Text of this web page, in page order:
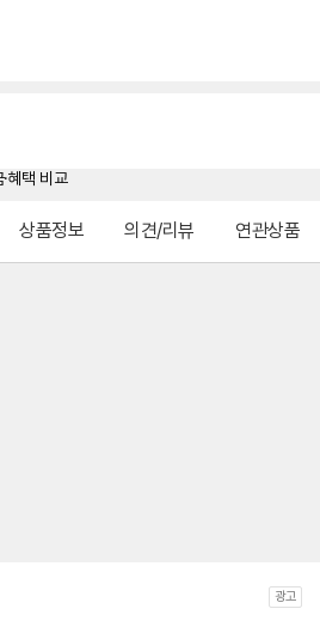
상품정보 의견/리뷰 연관상품
광고